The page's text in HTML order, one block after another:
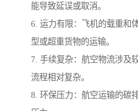
能导致延误或取消。
6. 运力有限：飞机的载重和
型或超重货物的运输。
7. 手续复杂：航空物流涉及
流程相对复杂。
8. 环保压力：航空运输的碳